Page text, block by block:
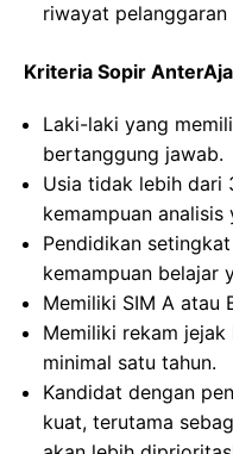
riwayat pelanggaran
Kriteria Sopir AnterAja
Laki-laki yang
bertanggung jawab.
Usia tidak lebih dari
kemampuan analisis
Pendidikan
kemampuan belajar
Memiliki SIM A atau
Memiliki rekam
minimal satu tahun.
Kandidat dengan
kuat, terutama